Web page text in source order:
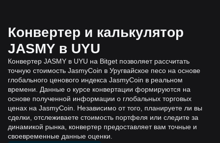
Конвертер и калькулятор
JASMY в UYU
Конвертер JASMY в UYU на Bitget позволяет рассчитать
точную стоимость JasmyCoin в Уругвайское песо на основе
глобального ценового индекса JasmyCoin в реальном
времени. Данные о курсе конвертации формируются на
основе полученной информации о глобальных торговых
ценах на JasmyCoin. Независимо от того, планируете ли вы
сделки, отслеживаете стоимость портфеля или следите за
динамикой рынка, конвертер предоставляет вам точные и
своевременные данные оценки.